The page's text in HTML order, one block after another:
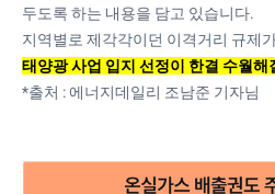
촉진법 일부개정법률안&#39;을 대
발의했다. 이번 개정안은 지자체
제각각 운영되고 있는 태양광 발
비의 이격거리 규제를 합리화해 신·
두도록 하는 내용을 담고 있습니다.
지역별로 제각각이던 이격거리 규제
태양광 사업 입지 선정이 한결 수월해
*출처 : 에너지데일리 조남준 기자님